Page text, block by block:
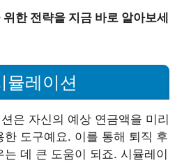
한 전략을 지금 바로 알아보세
뮬레이션
은 자신의 예상 연금액을 미리
한 도구예요. 이를 통해 퇴직 후
는 데 큰 도움이 되죠. 시뮬레이